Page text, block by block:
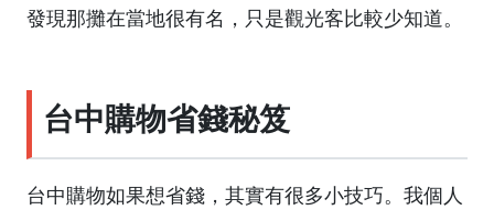
發現那攤在當地很有名，只是觀光客比較少知道。
台中購物省錢秘笈
台中購物如果想省錢，其實有很多小技巧。我個人